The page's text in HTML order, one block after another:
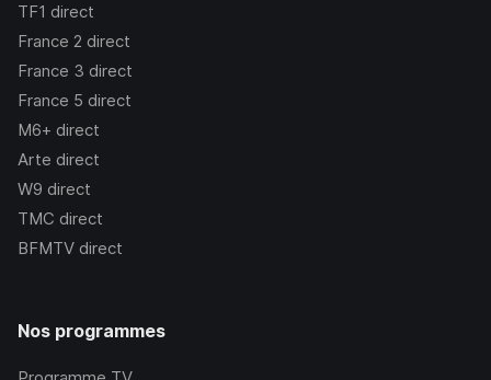
TF1 direct
France 2 direct
France 3 direct
France 5 direct
M6+ direct
Arte direct
W9 direct
TMC direct
BFMTV direct
Nos programmes